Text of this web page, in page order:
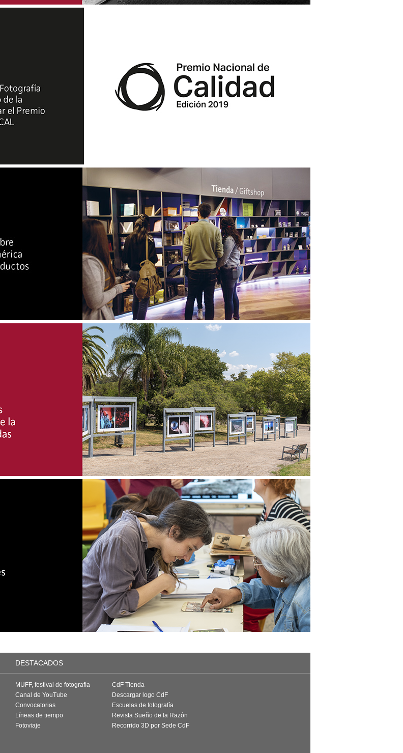
DESTACADOS
MUFF, festival de fotografía
Canal de YouTube
Convocatorias
Líneas de tiempo
Fotoviaje
CdF Tienda
Descargar logo CdF
Escuelas de fotografía
Revista Sueño de la Razón
Recorrido 3D por Sede CdF